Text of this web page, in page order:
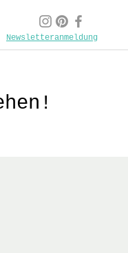
Newsletteranmeldung